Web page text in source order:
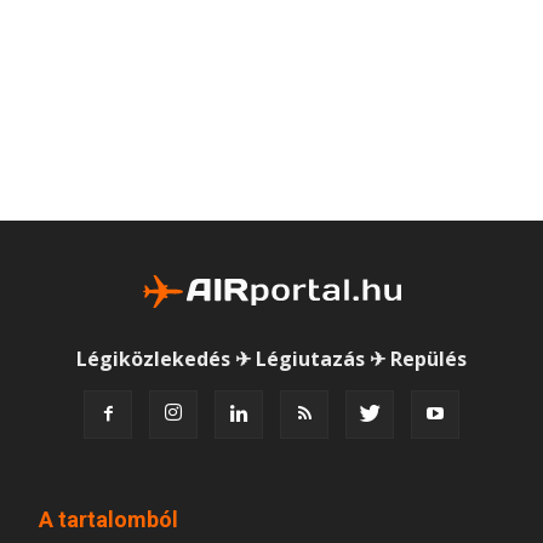
Légiközlekedés ✈ Légiutazás ✈ Repülés
A tartalomból